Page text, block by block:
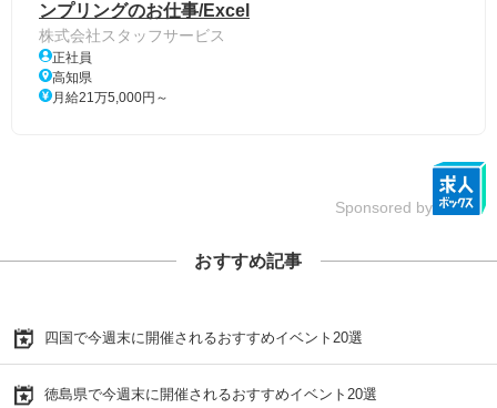
ンプリングのお仕事/Excel
株式会社スタッフサービス
正社員
高知県
月給21万5,000円～
Sponsored by
おすすめ記事
四国で今週末に開催されるおすすめイベント20選
徳島県で今週末に開催されるおすすめイベント20選